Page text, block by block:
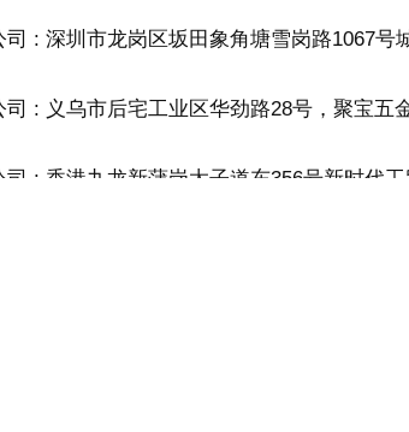
司 : 深圳市龙岗区坂田象角塘雪岗路1067号
司 : 义乌市后宅工业区华劲路28号，聚宝五
司 : 香港九龙新蒲岗太子道东356号新时代